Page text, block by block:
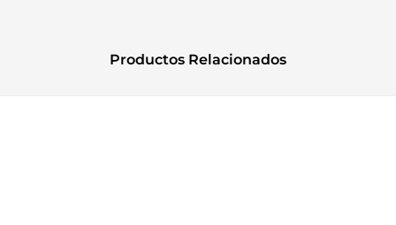
Productos Relacionados